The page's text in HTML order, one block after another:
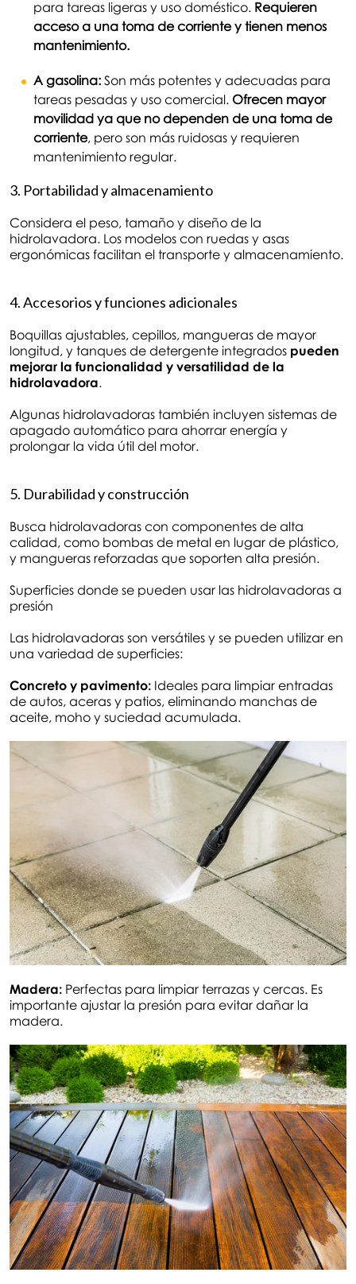
para tareas ligeras y uso doméstico. Requieren
acceso a una toma de corriente y tienen menos
mantenimiento.
A gasolina: Son más potentes y adecuadas para
tareas pesadas y uso comercial. Ofrecen mayor
movilidad ya que no dependen de una toma de
corriente, pero son más ruidosas y requieren
mantenimiento regular.
3. Portabilidad y almacenamiento
Considera el peso, tamaño y diseño de la
hidrolavadora. Los modelos con ruedas y asas
ergonómicas facilitan el transporte y almacenamiento.
4. Accesorios y funciones adicionales
Boquillas ajustables, cepillos, mangueras de mayor
longitud, y tanques de detergente integrados pueden
mejorar la funcionalidad y versatilidad de la
hidrolavadora.
Algunas hidrolavadoras también incluyen sistemas de
apagado automático para ahorrar energía y
prolongar la vida útil del motor.
5. Durabilidad y construcción
Busca hidrolavadoras con componentes de alta
calidad, como bombas de metal en lugar de plástico,
y mangueras reforzadas que soporten alta presión.
Superficies donde se pueden usar las hidrolavadoras a
presión
Las hidrolavadoras son versátiles y se pueden utilizar en
una variedad de superficies:
Concreto y pavimento: Ideales para limpiar entradas
de autos, aceras y patios, eliminando manchas de
aceite, moho y suciedad acumulada.
Madera: Perfectas para limpiar terrazas y cercas. Es
importante ajustar la presión para evitar dañar la
madera.